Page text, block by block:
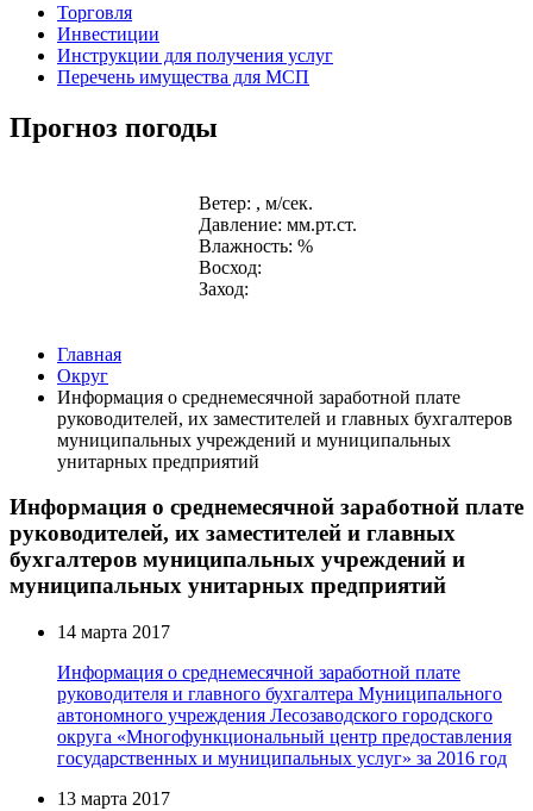
Торговля
Инвестиции
Инструкции для получения услуг
Перечень имущества для МСП
Прогноз погоды
Ветер: , м/сек.
Давление: мм.рт.ст.
Влажность: %
Восход:
Заход:
Главная
Округ
Информация о среднемесячной заработной плате
руководителей, их заместителей и главных бухгалтеров
муниципальных учреждений и муниципальных
унитарных предприятий
Информация о среднемесячной заработной плате
руководителей, их заместителей и главных
бухгалтеров муниципальных учреждений и
муниципальных унитарных предприятий
14 марта 2017
Информация о среднемесячной заработной плате
руководителя и главного бухгалтера Муниципального
автономного учреждения Лесозаводского городского
округа «Многофункциональный центр предоставления
государственных и муниципальных услуг» за 2016 год
13 марта 2017